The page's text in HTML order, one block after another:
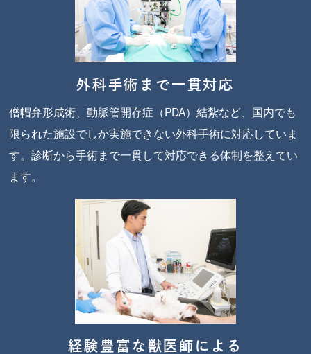
外科手術まで 一貫対応
僧帽弁形成術、動脈管開存症（PDA）結紮など、国内でも
限られた施設でしか実施できない外科手術に対応していま
す。診断から手術まで一貫して対応できる体制を整えてい
ます。
経験豊富な獣医師による